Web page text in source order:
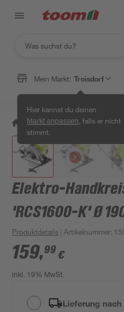
Mein Markt: Troisdorf
Hier kannst du deinen
Markt anpassen , falls er nicht
stimmt.
/ Werkstatt & Maschinen /
Elektro-
'RCS1600-K' Ø
Produktdetails | Artikelnummer:
159,99 €
inkl. 19% MwSt.
Lieferung nach